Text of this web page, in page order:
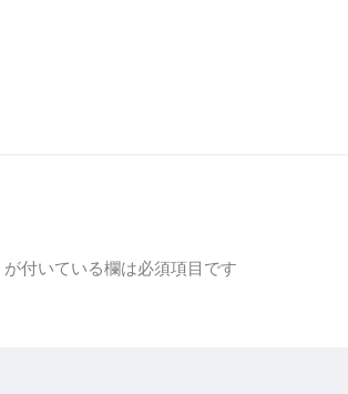
が付いている欄は必須項目です